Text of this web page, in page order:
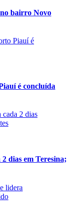
bairro Novo
é concluída
dias em Teresina;